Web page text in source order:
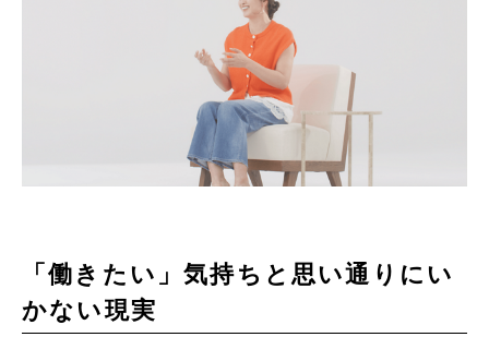
「働きたい」気持ちと思い通りにい
かない現実